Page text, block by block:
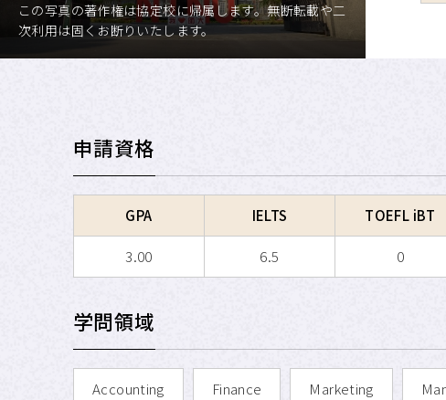
この写真の著作権は協定校に帰属します。無断転載や二
次利用は固くお断りいたします。
申請資格
GPA IELTS TOEFL iBT
3.00 6.5 0
学問領域
Accounting Finance Marketing